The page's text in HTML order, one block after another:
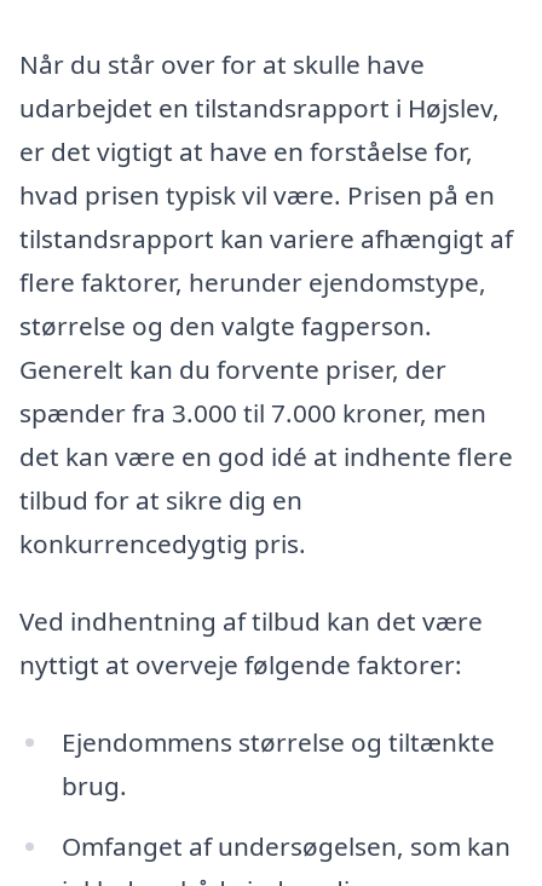
Når du står over for at skulle have
udarbejdet en tilstandsrapport i Højslev,
er det vigtigt at have en forståelse for,
hvad prisen typisk vil være. Prisen på en
tilstandsrapport kan variere afhængigt af
flere faktorer, herunder ejendomstype,
størrelse og den valgte fagperson.
Generelt kan du forvente priser, der
spænder fra 3.000 til 7.000 kroner, men
det kan være en god idé at indhente flere
tilbud for at sikre dig en
konkurrencedygtig pris.
Ved indhentning af tilbud kan det være
nyttigt at overveje følgende faktorer:
Ejendommens størrelse og tiltænkte
brug.
Omfanget af undersøgelsen, som kan